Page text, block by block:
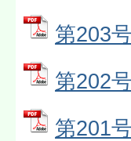
第203
第202
第201